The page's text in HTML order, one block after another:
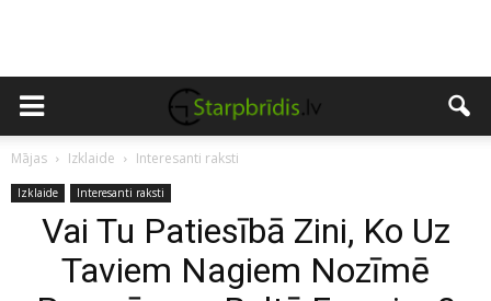
Mājas Izklaide Interesanti raksti
Izklaide Interesanti raksti
Vai Tu Patiesībā Zini, Ko Uz
Taviem Nagiem Nozīmē